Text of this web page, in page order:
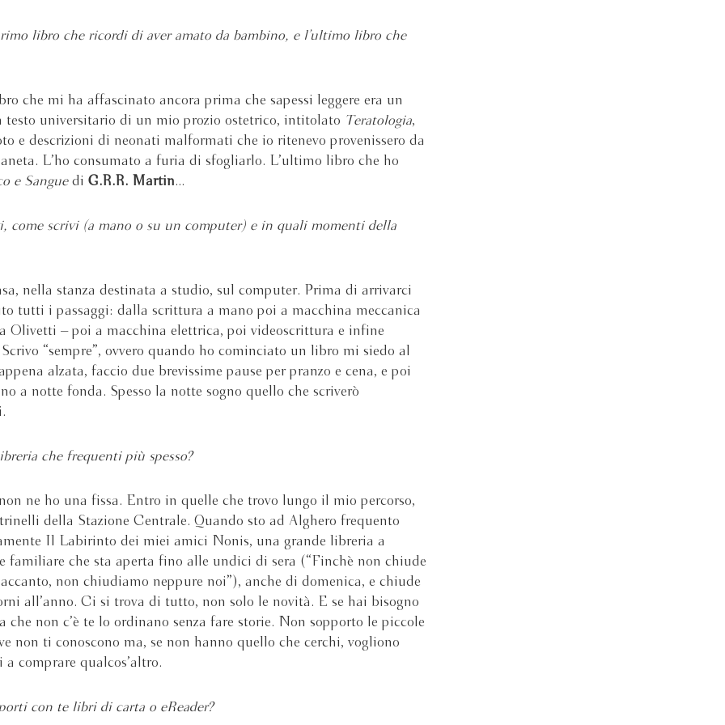
libro che ricordi di aver amato da bambino, e l’ultimo libro che
che mi ha affascinato ancora prima che sapessi leggere era un
testo universitario di un mio prozio ostetrico, intitolato Teratologia,
e descrizioni di neonati malformati che io ritenevo provenissero da
L’ho consumato a furia di sfogliarlo. L’ultimo libro che ho
e Sanguedi G.R.R. Martin...
come scrivi (a mano o su un computer) e in quali momenti della
nella stanza destinata a studio, sul computer. Prima di arrivarci
tutti i passaggi: dalla scrittura a mano poi a macchina meccanica
Olivetti – poi a macchina elettrica, poi videoscrittura e infine
“sempre”, ovvero quando ho cominciato un libro mi siedo al
alzata, faccio due brevissime pause per pranzo e cena, e poi
a notte fonda. Spesso la notte sogno quello che scriverò
che frequenti più spesso?
ne ho una fissa. Entro in quelle che trovo lungo il mio percorso,
della Stazione Centrale. Quando sto ad Alghero frequento
Il Labirinto dei miei amici Nonis, una grande libreria a
familiare che sta aperta fino alle undici di sera (“Finchè non chiude
non chiudiamo neppure noi”), anche di domenica, e chiude
all’anno. Ci si trova di tutto, non solo le novità. E se hai bisogno
che non c’è te lo ordinano senza fare storie. Non sopporto le piccole
non ti conoscono ma, se non hanno quello che cerchi, vogliono
a comprare qualcos’altro.
con te libri di carta o eReader?